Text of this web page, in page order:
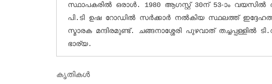
സ്ഥാപകരില്‍ ഒരാള്‍. 1980 ആഗസ്റ്റ് 30ന് 53-ാം
പി.ടി ഉഷ റോഡില്‍ സര്‍ക്കാര്‍ നല്‍കിയ സ്ഥലത്ത്
സ്മാരക മന്ദിരമുണ്ട്. ചങ്ങനാശ്ശേരി പുഴവാത് തച്ചപ്പള്ളില്‍
ഭാര്യ.
കൃതികള്‍